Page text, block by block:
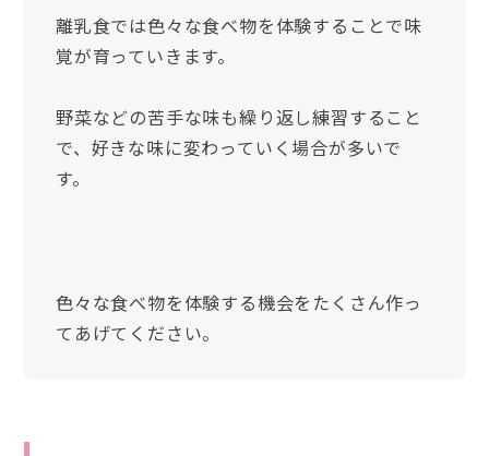
離乳食では色々な食べ物を体験することで味
覚が育っていきます。
野菜などの苦手な味も繰り返し練習すること
で、好きな味に変わっていく場合が多いで
す。
色々な食べ物を体験する機会をたくさん作っ
てあげてください。